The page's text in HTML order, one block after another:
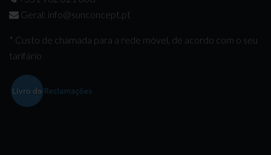
Geral: info@sunconcept.pt
* Custo de chamada para a rede móvel, de acordo com o seu
tarifário